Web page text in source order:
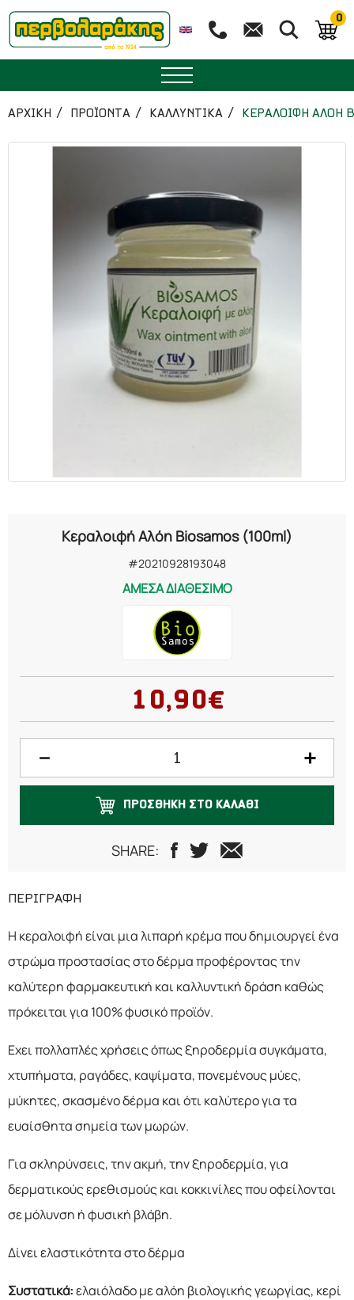
0
ΜΠΑΧΑΡΙΚΑ
ΒΟΤΑΝΑ
ΖΑΧΑΡΟΠΛΑΣΤΙΚΗ
ΑΡΧΙΚΉ ΠΡΟΪΟΝΤΑ ΚΑΛΛΥΝΤΙΚΑ ΚΕΡΑΛΟΙΦΗ ΑΛΟΗ
Κεραλοιφή Αλόη Biosamos (100ml)
#20210928193048
ΑΜΕΣΑ ΔΙΑΘΕΣΙΜΟ
10,90€
ΠΡΟΣΘΗΚΗ ΣΤΟ ΚΑΛΑΘΙ
SHARE:
ΠΕΡΙΓΡΑΦΗ
Η κεραλοιφή είναι μια λιπαρή κρέμα που δημιουργεί ένα
στρώμα προστασίας στο δέρμα προφέροντας την
καλύτερη φαρμακευτική και καλλυντική δράση καθώς
πρόκειται για 100% φυσικό προϊόν.
Εχει πολλαπλές χρήσεις όπως ξηροδερμία συγκάματα,
χτυπήματα, ραγάδες, καψίματα, πονεμένους μύες,
μύκητες, σκασμένο δέρμα και ότι καλύτερο για τα
ευαίσθητα σημεία των μωρών.
Για σκληρύνσεις, την ακμή, την ξηροδερμία, για
δερματικούς ερεθισμούς και κοκκινίλες που οφείλονται
σε μόλυνση ή φυσική βλάβη.
Δίνει ελαστικότητα στο δέρμα
Συστατικά:ελαιόλαδο με αλόη βιολογικής γεωργίας, κερί